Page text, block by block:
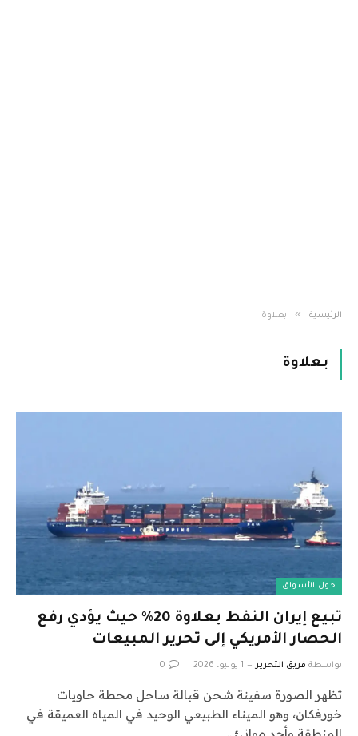
الرئيسية » بعلاوة
بعلاوة
حول الأسواق
تبيع إيران النفط بعلاوة 20٪ حيث يؤدي رفع
الحصار الأمريكي إلى تحرير المبيعات
بواسطة فريق التحرير 1 يوليو، 2026 0
تظهر الصورة سفينة شحن قبالة ساحل محطة حاويات
خورفكان، وهو الميناء الطبيعي الوحيد في المياه العميقة في
المنطقة وأحد موانئ…